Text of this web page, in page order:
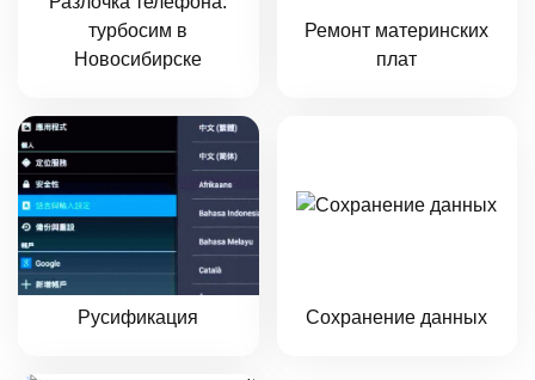
турбосим в
Новосибирске
Ремонт материнских
плат
Русификация Сохранение данных